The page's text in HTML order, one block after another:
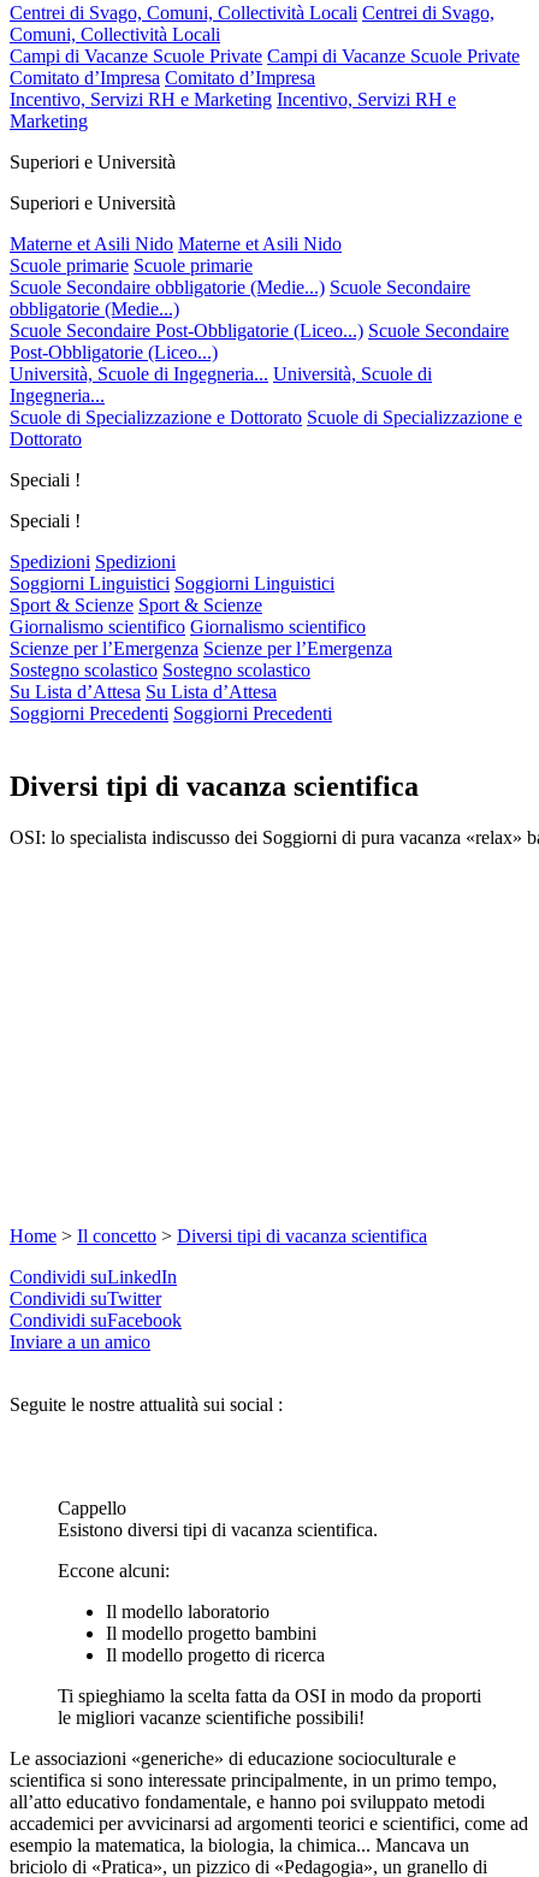
Centrei di Svago, Comuni, Collectività Locali Centrei di Svago,
Comuni, Collectività Locali
Campi di Vacanze Scuole Private Campi di Vacanze Scuole Private
Comitato d’Impresa Comitato d’Impresa
Incentivo, Servizi RH e Marketing Incentivo, Servizi RH e
Marketing
Superiori e Università
Superiori e Università
Materne et Asili Nido Materne et Asili Nido
Scuole primarie Scuole primarie
Scuole Secondaire obbligatorie (Medie...) Scuole Secondaire
obbligatorie (Medie...)
Scuole Secondaire Post-Obbligatorie (Liceo...) Scuole Secondaire
Post-Obbligatorie (Liceo...)
Università, Scuole di Ingegneria... Università, Scuole di
Ingegneria...
Scuole di Specializzazione e Dottorato Scuole di Specializzazione e
Dottorato
Speciali !
Speciali !
Spedizioni Spedizioni
Soggiorni Linguistici Soggiorni Linguistici
Sport & Scienze Sport & Scienze
Giornalismo scientifico Giornalismo scientifico
Scienze per l’Emergenza Scienze per l’Emergenza
Sostegno scolastico Sostegno scolastico
Su Lista d’Attesa Su Lista d’Attesa
Soggiorni Precedenti Soggiorni Precedenti
Diversi tipi di vacanza scientifica
OSI: lo specialista indiscusso dei Soggiorni di pura vacanza «relax»
Home > Il concetto > Diversi tipi di vacanza scientifica
Condividi suLinkedIn
Condividi suTwitter
Condividi suFacebook
Inviare a un amico
Seguite le nostre attualità sui social :
Cappello
Esistono diversi tipi di vacanza scientifica.
Eccone alcuni:
Il modello laboratorio
Il modello progetto bambini
Il modello progetto di ricerca
Ti spieghiamo la scelta fatta da OSI in modo da proporti
le migliori vacanze scientifiche possibili!
Le associazioni «generiche» di educazione socioculturale e
scientifica si sono interessate principalmente, in un primo tempo,
all’atto educativo fondamentale, e hanno poi sviluppato metodi
accademici per avvicinarsi ad argomenti teorici e scientifici, come ad
esempio la matematica, la biologia, la chimica... Mancava un
briciolo di «Pratica», un pizzico di «Pedagogia», un granello di